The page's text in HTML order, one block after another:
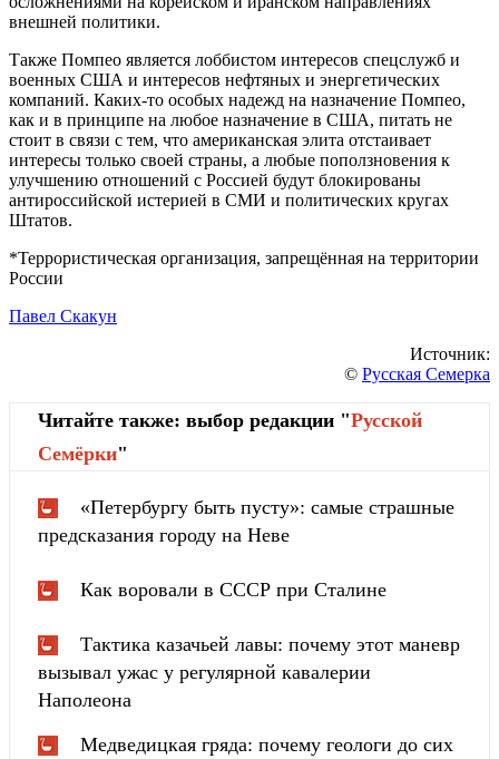
внешней политики.
Также Помпео является лоббистом интересов спецслужб и
военных США и интересов нефтяных и энергетических
компаний. Каких-то особых надежд на назначение Помпео,
как и в принципе на любое назначение в США, питать не
стоит в связи с тем, что американская элита отстаивает
интересы только своей страны, а любые поползновения к
улучшению отношений с Россией будут блокированы
антироссийской истерией в СМИ и политических кругах
Штатов.
*Террористическая организация, запрещённая на территории
России
Павел Скакун
Источник:
© Русская Семерка
Читайте также: выбор редакции "Русской
Cемёрки"
«Петербургу быть пусту»: самые страшные
предсказания городу на Неве
Как воровали в СССР при Сталине
Тактика казачьей лавы: почему этот маневр
вызывал ужас у регулярной кавалерии
Наполеона
Медведицкая гряда: почему геологи до сих